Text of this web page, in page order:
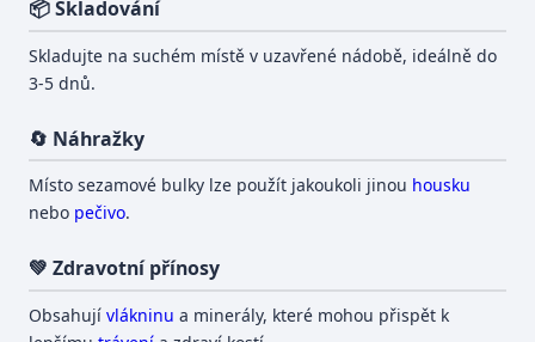
📦 Skladování
Skladujte na suchém místě v uzavřené nádobě, ideálně do
3-5 dnů.
🔄 Náhražky
Místo sezamové bulky lze použít jakoukoli jinou housku
nebo pečivo.
💚 Zdravotní přínosy
Obsahujívlákninu a minerály, které mohou přispět k